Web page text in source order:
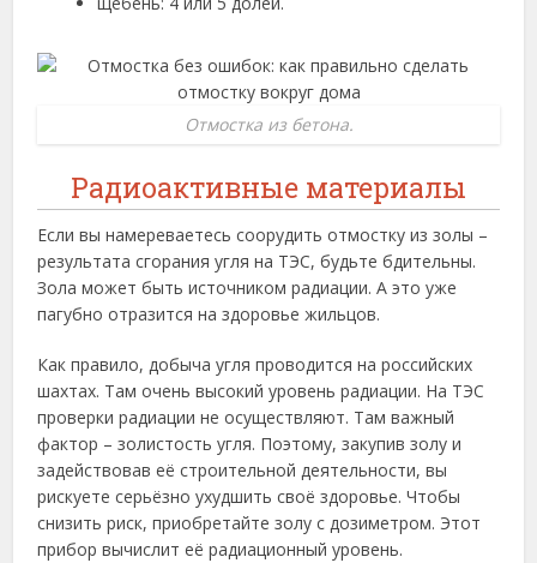
Отмостка из бетона.
Радиоактивные материалы
Если вы намереваетесь соорудить отмостку из золы –
результата сгорания угля на ТЭС, будьте бдительны.
Зола может быть источником радиации. А это уже
пагубно отразится на здоровье жильцов.
Как правило, добыча угля проводится на российских
шахтах. Там очень высокий уровень радиации. На ТЭС
проверки радиации не осуществляют. Там важный
фактор – золистость угля. Поэтому, закупив золу и
задействовав её строительной деятельности, вы
рискуете серьёзно ухудшить своё здоровье. Чтобы
снизить риск, приобретайте золу с дозиметром. Этот
прибор вычислит её радиационный уровень.